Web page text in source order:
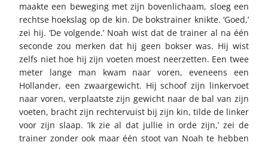
maakte een beweging met zijn bovenlichaam, sloeg een
rechtse hoekslag op de kin. De bokstrainer knikte. ‘Goed,’
zei hij. ‘De volgende.’ Noah wist dat de trainer al na één
seconde zou merken dat hij geen bokser was. Hij wist
zelfs niet hoe hij zijn voeten moest neerzetten. Een twee
meter lange man kwam naar voren, eveneens een
Hollander, een zwaargewicht. Hij schoof zijn linkervoet
naar voren, verplaatste zijn gewicht naar de bal van zijn
voeten, bracht zijn rechtervuist bij zijn kin, tilde de linker
voor zijn slaap. ‘Ik zie al dat jullie in orde zijn,’ zei de
trainer zonder ook maar één stoot van Noah te hebben